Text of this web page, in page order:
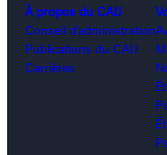
À propos du CAIJ
Conseil d’administration
Publications du CAIJ
Carrières